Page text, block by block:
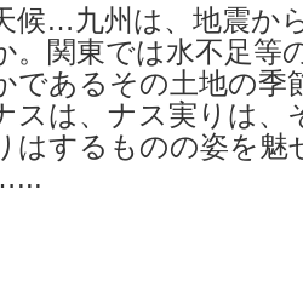
候…九州は、地震か
。関東では水不足
であるその土地の季
スは、ナス実りは、
はするものの姿を魅